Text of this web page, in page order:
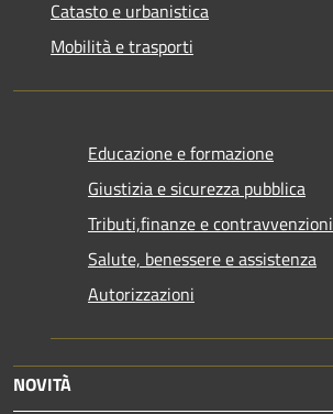
Catasto e urbanistica
Mobilità e trasporti
Educazione e formazione
Giustizia e sicurezza pubblica
Tributi,finanze e contravvenzioni
Salute, benessere e assistenza
Autorizzazioni
NOVITÀ